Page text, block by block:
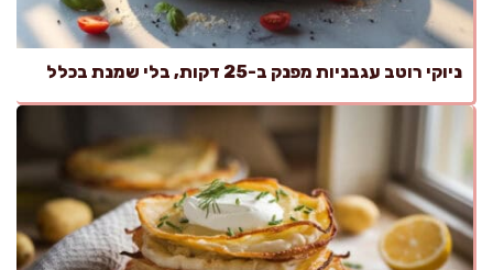
ניוקי רוטב עגבניות מפנק ב-25 דקות, בלי שמנת בכלל